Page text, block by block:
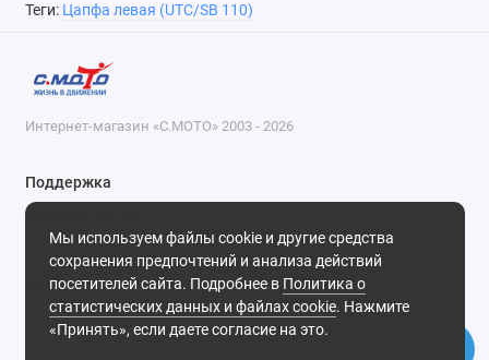
Теги: Цапфа левая (UTC/SB 110)
Мы используем файлы cookie и другие средства
сохранения предпочтений и анализа действий
посетителей сайта. Подробнее в Политика о
статистических данных и файлах cookie. Нажмите
«Принять», если даете согласие на это.
Интернет-магазин «С.МОТО» 2003 - 2026
Поддержка
8-800-55-00-327
Будни, с 09-30 до 18-30
Мы в сети